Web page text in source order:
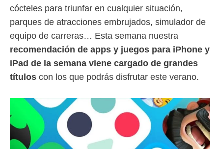
cócteles para triunfar en cualquier situación,
parques de atracciones embrujados, simulador de
equipo de carreras… Esta semana nuestra
recomendación de apps y juegos para iPhone y
iPad de la semana viene cargado de grandes
títulos con los que podrás disfrutar este verano.